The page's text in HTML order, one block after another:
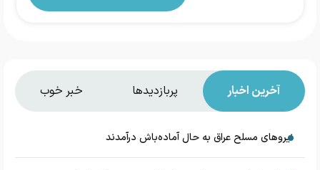
آخرین اخبار پربازدیدها خبر خوب
نیروهای مسلح عراق به حال آماده‌باش درآمدند